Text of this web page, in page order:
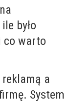
było
co warto
a
System